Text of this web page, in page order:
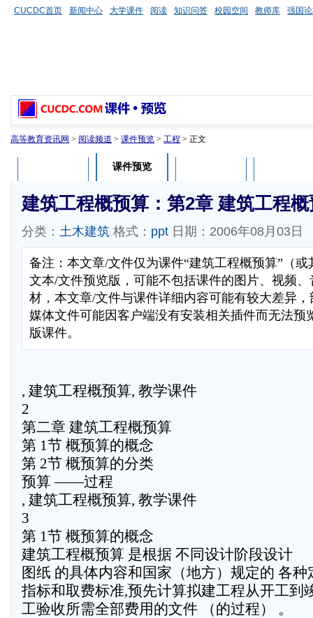
CUCDC首页 新闻中心 大学课件 阅读 知识问答 校园空间 教师库 强国
高等教育资讯网 > 阅读频道 > 课件预览 > 工程 > 正文
课件预览
建筑工程概预算：第2章 建筑工程
分类： 土木建筑 格式： ppt 日期：2006年08月03日
备注：本文章/文件仅为课件“建筑工程概预算”（
文本/文件预览版，可能不包括课件的图片、视频
材，本文章/文件与课件详细内容可能有较大差异
媒体文件可能因客户端没有安装相关插件而无法预
版课件。
, 建筑工程概预算, 教学课件
2
第二章 建筑工程概预算
第 1节 概预算的概念
第 2节 概预算的分类
预算 ——过程
, 建筑工程概预算, 教学课件
3
第 1节 概预算的概念
建筑工程概预算 是根据 不同设计阶段设计
图纸 的具体内容和国家（地方）规定的 各种
指标和取费标准,预先计算拟建工程从开工到
工验收所需全部费用的文件 （的过程） 。